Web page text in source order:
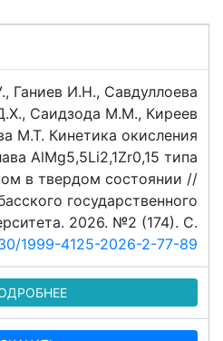
Ганиев И.Н., Савдуллоева
Саидзода М.М., Киреев
М.Т. Кинетика окисления
АlMg5,5Li2,1Zr0,15 типа
в твердом состоянии //
государственного
2026. №2 (174). C.
1999-4125-2026-2-77-89